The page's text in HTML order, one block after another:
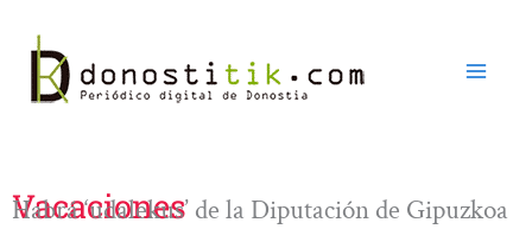
contenido
Vacaciones
Habrá ‘udalekus’ de la Diputación de Gipuzkoa